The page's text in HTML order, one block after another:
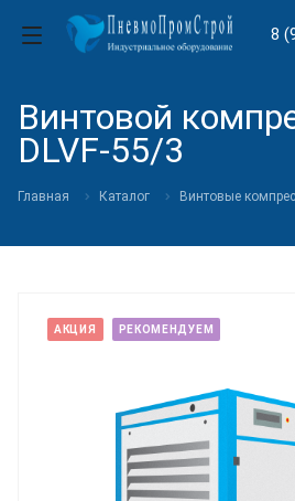
8
Винтовой
DLVF-55/3
Главная Каталог Винтовые
АКЦИЯ РЕКОМЕНДУЕМ